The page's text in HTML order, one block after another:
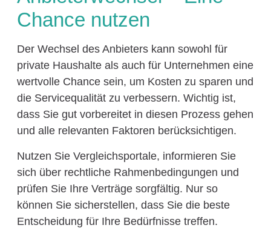
Chance nutzen
Der Wechsel des Anbieters kann sowohl für
private Haushalte als auch für Unternehmen eine
wertvolle Chance sein, um Kosten zu sparen und
die Servicequalität zu verbessern. Wichtig ist,
dass Sie gut vorbereitet in diesen Prozess gehen
und alle relevanten Faktoren berücksichtigen.
Nutzen Sie Vergleichsportale, informieren Sie
sich über rechtliche Rahmenbedingungen und
prüfen Sie Ihre Verträge sorgfältig. Nur so
können Sie sicherstellen, dass Sie die beste
Entscheidung für Ihre Bedürfnisse treffen.